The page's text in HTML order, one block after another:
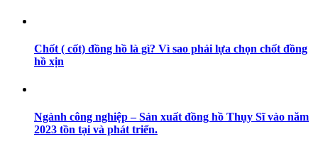
Chốt ( cốt) đồng hồ là gì? Vì sao phải lựa chọn chốt đồng
hồ xịn
Ngành công nghiệp – Sản xuất đồng hồ Thụy Sĩ vào năm
2023 tồn tại và phát triển.